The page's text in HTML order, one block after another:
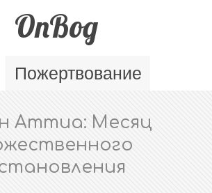
OnBog
Пожертвование
Аттиа: Месяц